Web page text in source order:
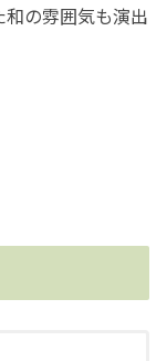
の雰囲気も演出